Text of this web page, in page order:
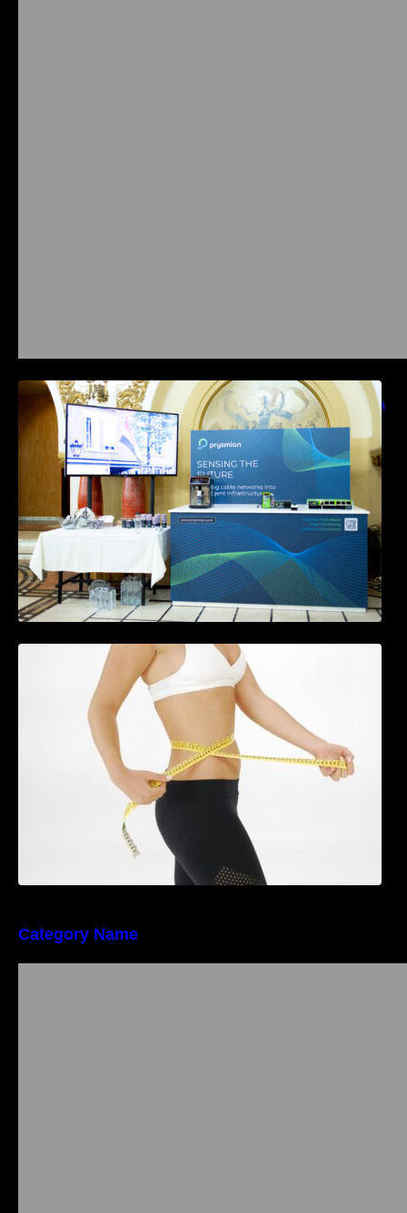
Prysmian aduce la COMM26 tehnologii de
sensing si Digital Energy pentru monitorizarea
in timp real a infrastrucrutilor critice
Tratamentul Wegovy® generează o scădere
în greutate de până la 22,6% la femei în
perioada menopauzei și reduce la jumătate
riscul de migrene
Category Name